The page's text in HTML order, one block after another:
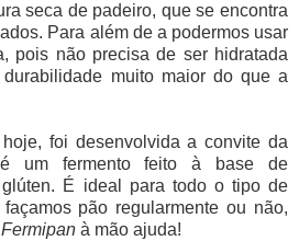
seca de padeiro, que se encontra
Para além de a podermos usar
pois não precisa de ser hidratada
durabilidade muito maior do que a
foi desenvolvida a convite da
um fermento feito à base de
É ideal para todo o tipo de
pão regularmente ou não,
Fermipan à mão ajuda!